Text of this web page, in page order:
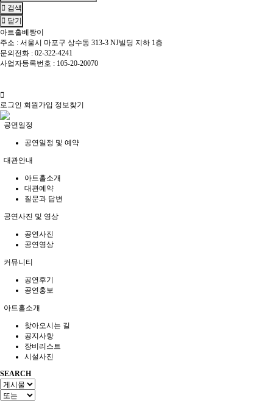
검색
닫기
아트홀베짱이
주소 : 서울시 마포구 상수동 313-3 NJ빌딩 지하 1층
문의전화 : 02-322-4241
사업자등록번호 : 105-20-20070
로그인 회원가입 정보찾기
공연일정
공연일정 및 예약
대관안내
아트홀소개
대관예약
질문과 답변
공연사진 및 영상
공연사진
공연영상
커뮤니티
공연후기
공연홍보
아트홀소개
찾아오시는 길
공지사항
장비리스트
시설사진
SEARCH